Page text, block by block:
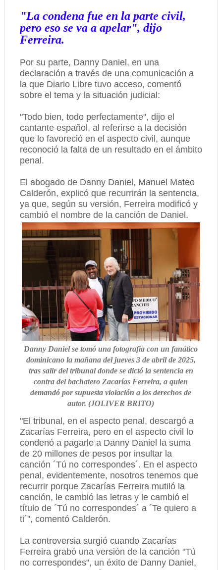
"La condena fue en la parte civil,
pero eso se va a apelar", dijo
Ferreira.
Por su parte, Danny Daniel, en una
declaración a través de una comunicación a
la que Diario Libre tuvo acceso, comentó
sobre el tema y la situación judicial:
"Todo bien, todo perfectamente", dijo el
cantante español, al referirse a la decisión
que lo favoreció en el aspecto civil, aunque
reconoció la falta de un resultado en el ámbito
penal.
El abogado de Danny Daniel, Manuel Mateo
Calderón, explicó que recurrirán la sentencia,
ya que, según su versión, Ferreira modificó y
cambió el nombre de la canción de Daniel.
Danny Daniel se tomó una fotografía con un fanático
dominicano la mañana del jueves 3 de abril de 2025,
tras salir del tribunal donde se dictó la sentencia en
contra del bachatero Zacarías Ferreira, a quien
demandó por supuesta violación a los derechos de
autor. (JOLIVER BRITO)
"El tribunal, en el aspecto penal, descargó a
Zacarías Ferreira, pero en el aspecto civil lo
condenó a pagarle a Danny Daniel la suma
de 20 millones de pesos por insultar la
canción ´Tú no correspondes´. En el aspecto
penal, evidentemente, nosotros tenemos que
recurrir porque Zacarías Ferreira mutiló la
canción, le cambió las letras y le cambió el
título de ´Tú no correspondes´ a ´Te quiero a
ti´", comentó Calderón.
La controversia surgió cuando Zacarías
Ferreira grabó una versión de la canción "Tú
no correspondes", un éxito de Danny Daniel,